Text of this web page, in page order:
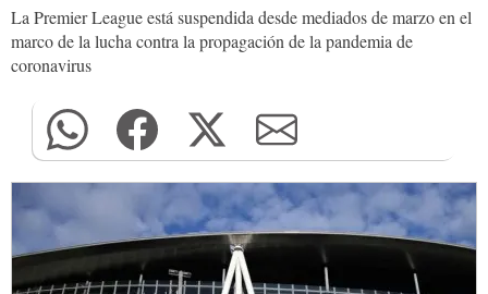
La Premier League está suspendida desde mediados de marzo en el
marco de la lucha contra la propagación de la pandemia de
coronavirus